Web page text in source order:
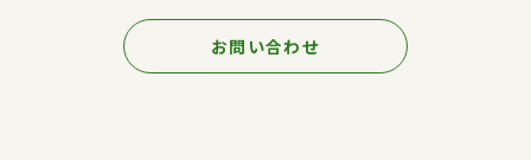
お問い合わせ